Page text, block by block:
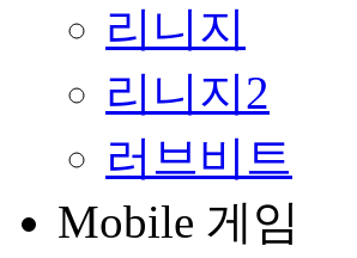
리니지
리니지2
러브비트
Mobile 게임